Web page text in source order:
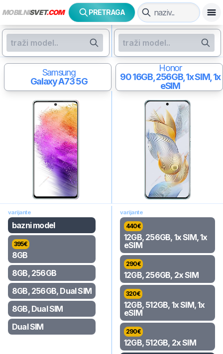
MOBILNISVET.COM PRETRAGA
Samsung
Galaxy A73 5G
Honor
9016GB, 256GB, 1x SIM, 1x
eSIM
varijante
bazni model
395€
8GB
8GB, 256GB
8GB, 256GB, Dual SIM
8GB, Dual SIM
Dual SIM
varijante
440€
12GB, 256GB, 1x SIM, 1x
eSIM
290€
12GB, 256GB, 2x SIM
320€
12GB, 512GB, 1x SIM, 1x
eSIM
290€
12GB, 512GB, 2x SIM